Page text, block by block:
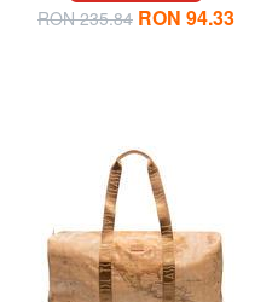
RON 235.84 RON 94.33